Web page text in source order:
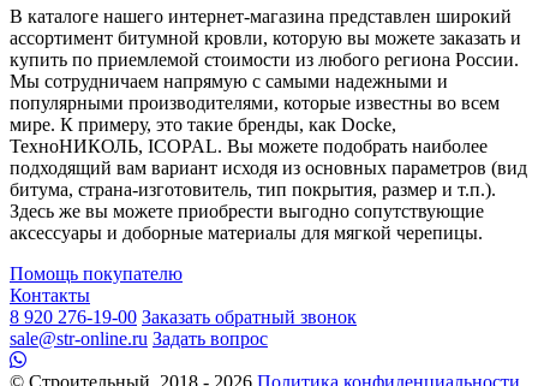
В каталоге нашего интернет-магазина представлен широкий
ассортимент битумной кровли, которую вы можете заказать и
купить по приемлемой стоимости из любого региона России.
Мы сотрудничаем напрямую с самыми надежными и
популярными производителями, которые известны во всем
мире. К примеру, это такие бренды, как Docke,
ТехноНИКОЛЬ, ICOPAL. Вы можете подобрать наиболее
подходящий вам вариант исходя из основных параметров (вид
битума, страна-изготовитель, тип покрытия, размер и т.п.).
Здесь же вы можете приобрести выгодно сопутствующие
аксессуары и доборные материалы для мягкой черепицы.
Помощь покупателю
Контакты
8 920 276-19-00 Заказать обратный звонок
sale@str-online.ru Задать вопрос
© Строительный, 2018 - 2026 Политика конфиденциальности